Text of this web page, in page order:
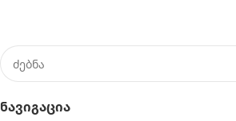
Ნავიგაცია